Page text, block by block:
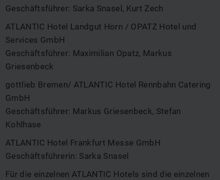
Geschäftsführer: Sarka Snasel, Kurt Zech
ATLANTIC Hotel Landgut Horn / OPATZ Hotel und
Services GmbH
Geschäftsführer: Maximilian Opatz, Markus
Griesenbeck
gottlieb Bremen/ ATLANTIC Hotel Rennbahn Catering
GmbH
Geschäftsführer: Markus Griesenbeck, Stefan
Kohlhase
ATLANTIC Hotel Frankfurt Messe GmbH
Geschäftsführerin: Sarka Snasel
Für die einzelnen ATLANTIC Hotels sind die einzelnen